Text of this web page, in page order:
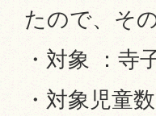
たので、そ
・対象 ：寺
・対象児童